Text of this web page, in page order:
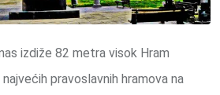
izdiže 82 metra visok Hram
pravoslavnih hramova na